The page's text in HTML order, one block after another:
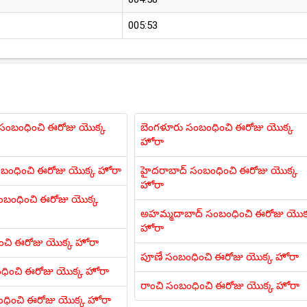
005:53
ఈరోజు యొక్క
ఈరోజు యొక్క హోరా
ఈరోజు యొక్క
ఈరోజు యొక్క హోరా
ఈరోజు యొక్క హోరా
ఈరోజు యొక్క హోరా
బెంగళూరు సంబంధించి ఈరోజు యొక్క
హోరా
హైదరాబాద్ సంబంధించి ఈరోజు యొక్క
హోరా
అహమ్మదాబాద్ సంబంధించి ఈరోజు
హోరా
పూణే సంబంధించి ఈరోజు యొక్క హోరా
రాంచి సంబంధించి ఈరోజు యొక్క హోరా